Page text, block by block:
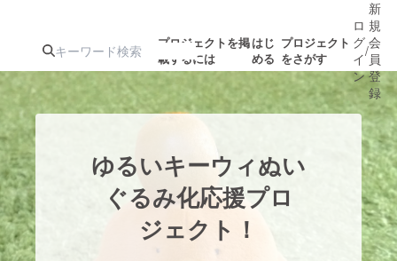
プロジェクトを掲
載するには
はじ
める
プロジェクト
をさがす
人気のプロ
ジェクト
ターン
ジェクト
ロジェクト
もうすぐ公開
されます
アート・写真
ロ
グ
イ
ン
/
新
規
会
員
登
録
ゆるいキーウィぬい
ぐるみ化応援プロ
ジェクト！